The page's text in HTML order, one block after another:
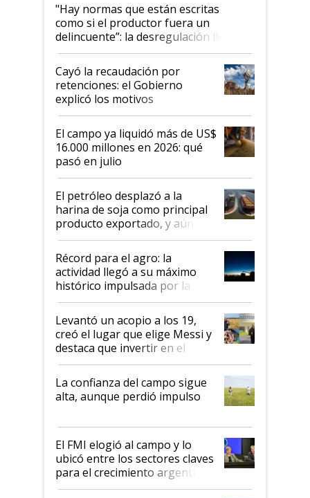
"Hay normas que están escritas
como si el productor fuera un
delincuente”: la desregulación llegó
al Congreso Aapresid y hasta se
habló del financiamiento al IPCVA
Cayó la recaudación por
retenciones: el Gobierno
explicó los motivos
El campo ya liquidó más de US$
16.000 millones en 2026: qué
pasó en julio
El petróleo desplazó a la
harina de soja como principal
producto exportado, y aún así
el agro aportó casi seis de cada
diez dólares y sostuvo el
liderazgo en un semestre
récord
Récord para el agro: la
actividad llegó a su máximo
histórico impulsada por la
cosecha y las exportaciones
Levantó un acopio a los 19,
creó el lugar que elige Messi y
destaca que invertir en el
kirchnerismo era como "darle
plata a un hijo para droga":
Juan Félix Rossetti, el libertario
que de una dura crisis salió
de Milei
La confianza del campo sigue
alta, aunque perdió impulso
El FMI elogió al campo y lo
ubicó entre los sectores claves
para el crecimiento argentino